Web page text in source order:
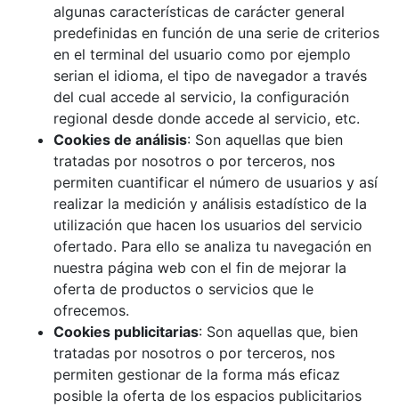
algunas características de carácter general
predefinidas en función de una serie de criterios
en el terminal del usuario como por ejemplo
serian el idioma, el tipo de navegador a través
del cual accede al servicio, la configuración
regional desde donde accede al servicio, etc.
Cookies de análisis: Son aquellas que bien
tratadas por nosotros o por terceros, nos
permiten cuantificar el número de usuarios y así
realizar la medición y análisis estadístico de la
utilización que hacen los usuarios del servicio
ofertado. Para ello se analiza tu navegación en
nuestra página web con el fin de mejorar la
oferta de productos o servicios que le
ofrecemos.
Cookies publicitarias: Son aquellas que, bien
tratadas por nosotros o por terceros, nos
permiten gestionar de la forma más eficaz
posible la oferta de los espacios publicitarios